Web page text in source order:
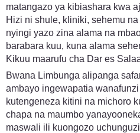
matangazo ya kibiashara kwa
Hizi ni shule, kliniki, sehemu
nyingi yazo zina alama na
barabara kuu, kuna alama
Kikuu maarufu cha Dar es
Bwana Limbunga alipanga
ambayo ingewapatia
kutengeneza kitini na michoro
chapa na maumbo
maswali ili kuongozo